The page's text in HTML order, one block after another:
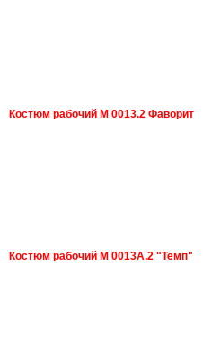
Костюм рабочий М 0013.2 Фаворит
Костюм рабочий М 0013А.2 "Темп"